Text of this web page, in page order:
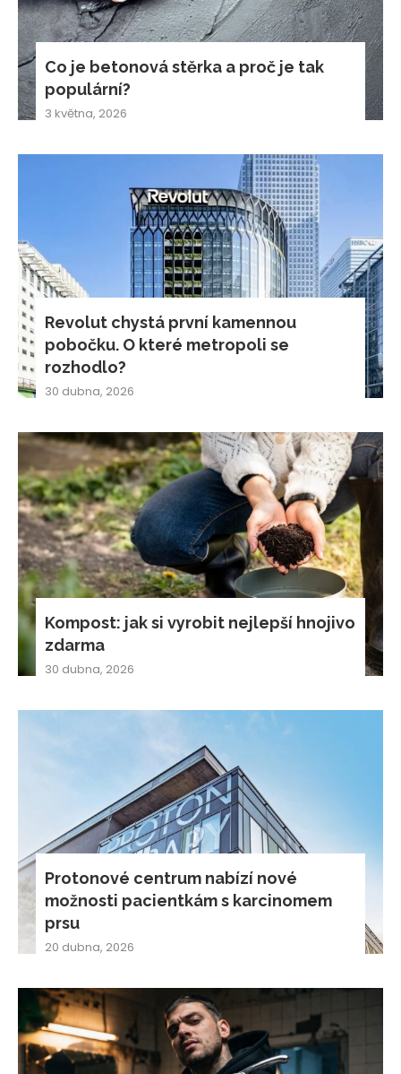
Co je betonová stěrka a proč je tak
populární?
3 května, 2026
Revolut chystá první kamennou
pobočku. O které metropoli se
rozhodlo?
30 dubna, 2026
Kompost: jak si vyrobit nejlepší hnojivo
zdarma
30 dubna, 2026
Protonové centrum nabízí nové
možnosti pacientkám s karcinomem
prsu
20 dubna, 2026